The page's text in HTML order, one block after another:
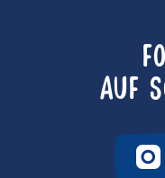
AUF